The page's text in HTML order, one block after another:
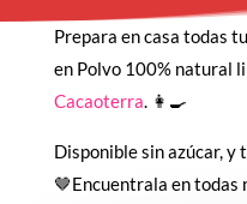
Prepara en casa todas
en Polvo 100% natural
Cacaoterra. 👩‍🍳
Disponible sin azúcar, y
🤎Encuentrala en todas